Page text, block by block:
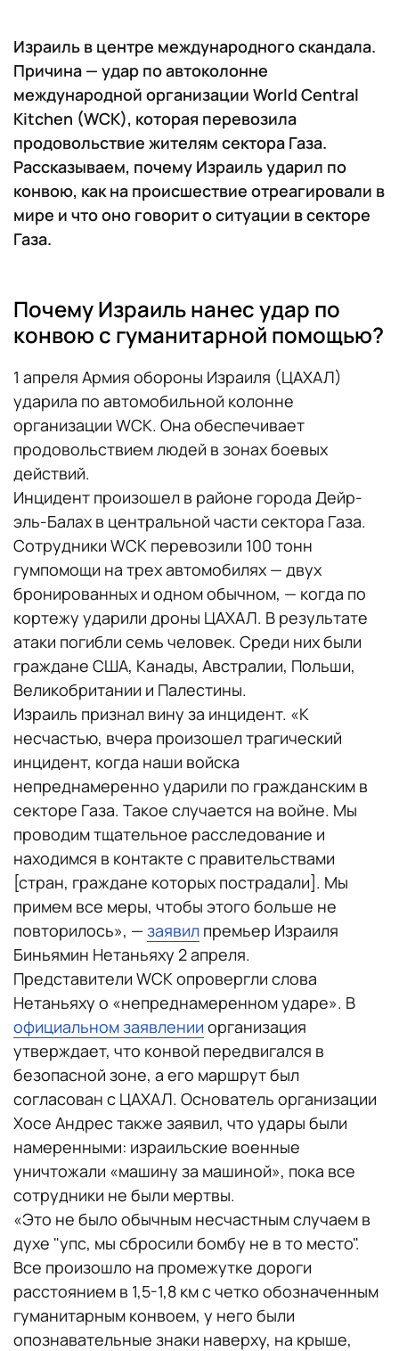
Израиль в центре международного скандала.
Причина — удар по автоколонне
международной организации World Central
Kitchen (WCK), которая перевозила
продовольствие жителям сектора Газа.
Рассказываем, почему Израиль ударил по
конвою, как на происшествие отреагировали в
мире и что оно говорит о ситуации в секторе
Газа.
Почему Израиль нанес удар по
конвою с гуманитарной помощью?
1 апреля Армия обороны Израиля (ЦАХАЛ)
ударила по автомобильной колонне
организации WCK. Она обеспечивает
продовольствием людей в зонах боевых
действий.
Инцидент произошел в районе города Дейр-
эль-Балах в центральной части сектора Газа.
Сотрудники WCK перевозили 100 тонн
гумпомощи на трех автомобилях — двух
бронированных и одном обычном, — когда по
кортежу ударили дроны ЦАХАЛ. В результате
атаки погибли семь человек. Среди них были
граждане США, Канады, Австралии, Польши,
Великобритании и Палестины.
Израиль признал вину за инцидент. «К
несчастью, вчера произошел трагический
инцидент, когда наши войска
непреднамеренно ударили по гражданским в
секторе Газа. Такое случается на войне. Мы
проводим тщательное расследование и
находимся в контакте с правительствами
[стран, граждане которых пострадали]. Мы
примем все меры, чтобы этого больше не
повторилось», — заявил премьер Израиля
Биньямин Нетаньяху 2 апреля.
Представители WCK опровергли слова
Нетаньяху о «непреднамеренном ударе». В
официальном заявлении организация
утверждает, что конвой передвигался в
безопасной зоне, а его маршрут был
согласован с ЦАХАЛ. Основатель организации
Хосе Андрес также заявил, что удары были
намеренными: израильские военные
уничтожали «машину за машиной», пока все
сотрудники не были мертвы.
«Это не было обычным несчастным случаем в
духе "упс, мы сбросили бомбу не в то место".
Все произошло на промежутке дороги
расстоянием в 1,5-1,8 км с четко обозначенным
гуманитарным конвоем, у него были
опознавательные знаки наверху, на крыше,